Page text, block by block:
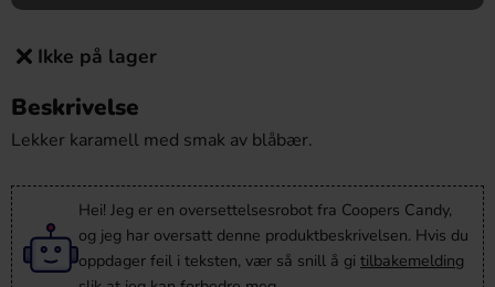
Ikke på lager
Beskrivelse
Lekker karamell med smak av blåbær.
Hei! Jeg er en oversettelsesrobot fra Coopers Candy,
og jeg har oversatt denne produktbeskrivelsen. Hvis du
oppdager feil i teksten, vær så snill å gi tilbakemelding